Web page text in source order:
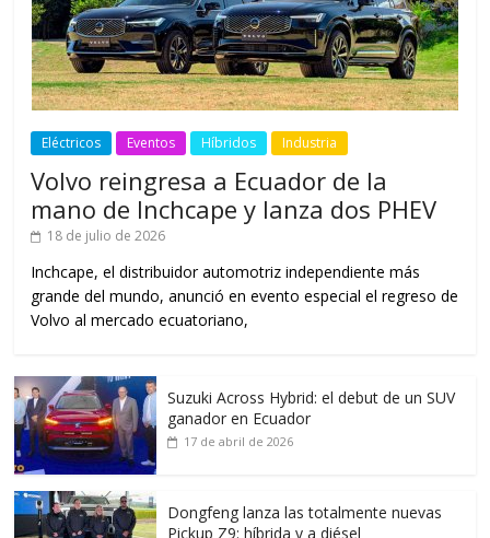
Eléctricos Eventos Híbridos Industria
Volvo reingresa a Ecuador de la
mano de Inchcape y lanza dos PHEV
18 de julio de 2026
Inchcape, el distribuidor automotriz independiente más
grande del mundo, anunció en evento especial el regreso de
Volvo al mercado ecuatoriano,
Suzuki Across Hybrid: el debut de un SUV
ganador en Ecuador
17 de abril de 2026
Dongfeng lanza las totalmente nuevas
Pickup Z9: híbrida y a diésel